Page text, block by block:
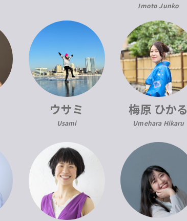
Imoto Junko
ウサミ
Usami
梅原 ひかる
Umehara Hikaru